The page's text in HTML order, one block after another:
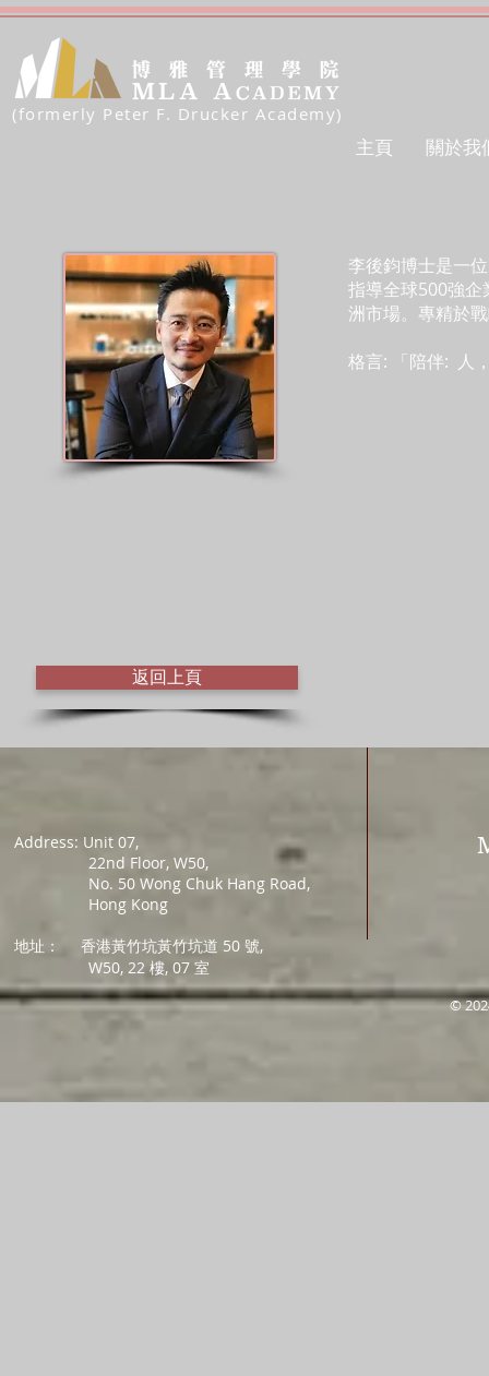
(formerly Peter F. Drucker Academy)
主頁 關於我
李後鈞博士是一
指導全球500強
洲市場。專精於
格言: 「陪伴: 人
返回上頁
Address: Unit 07,
22nd Floor, W50,
No. 50 Wong Chuk Hang Road,
Hong Kong
地址：
香港黃竹坑黃竹坑道 50 號,
W50, 22 樓, 07 室
©